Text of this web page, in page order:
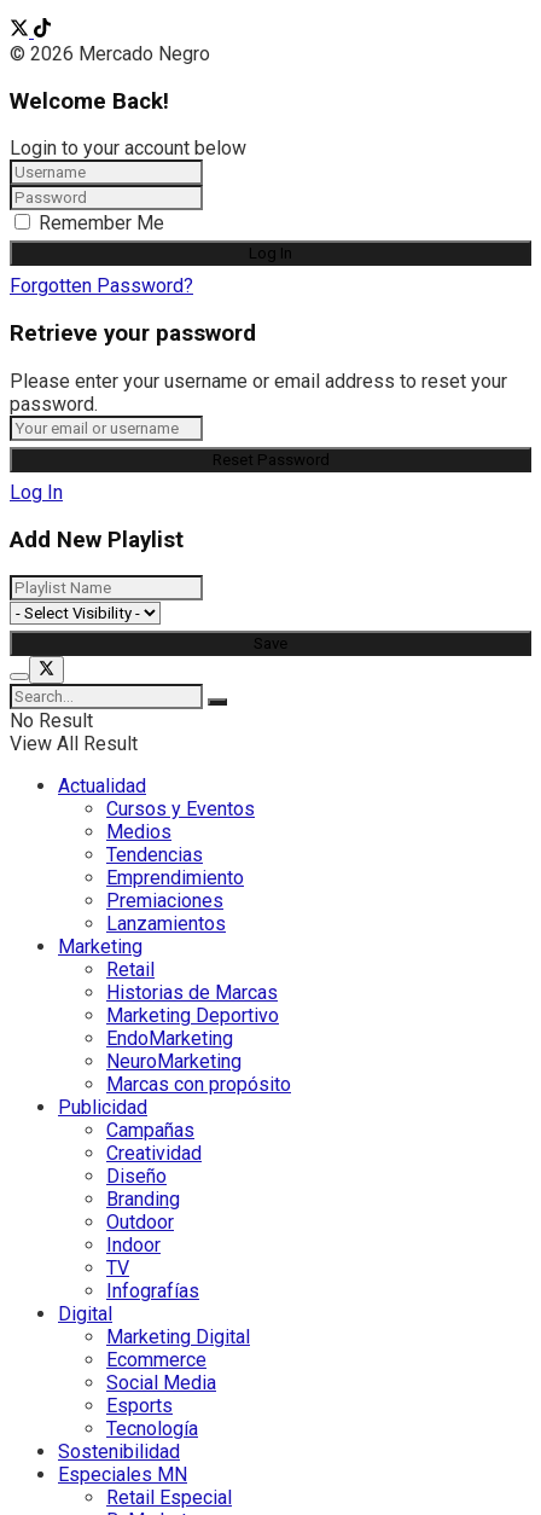
© 2026 Mercado Negro
Welcome Back!
Login to your account below
Remember Me
Forgotten Password?
Retrieve your password
Please enter your username or email address to reset your
password.
Log In
Add New Playlist
No Result
View All Result
Actualidad
Cursos y Eventos
Medios
Tendencias
Emprendimiento
Premiaciones
Lanzamientos
Marketing
Retail
Historias de Marcas
Marketing Deportivo
EndoMarketing
NeuroMarketing
Marcas con propósito
Publicidad
Campañas
Creatividad
Diseño
Branding
Outdoor
Indoor
TV
Infografías
Digital
Marketing Digital
Ecommerce
Social Media
Esports
Tecnología
Sostenibilidad
Especiales MN
Retail Especial